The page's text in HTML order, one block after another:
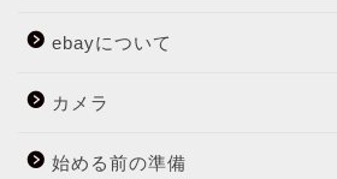
ebayについて
カメラ
始める前の準備